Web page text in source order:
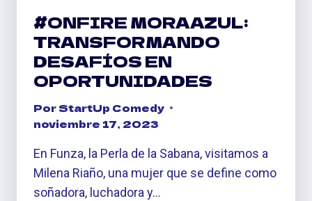
#ONFIRE MORAAZUL:
TRANSFORMANDO
DESAFÍOS EN
OPORTUNIDADES
PorStartUp Comedy
noviembre 17, 2023
En Funza, la Perla de la Sabana, visitamos a
Milena Riaño, una mujer que se define como
soñadora, luchadora y…